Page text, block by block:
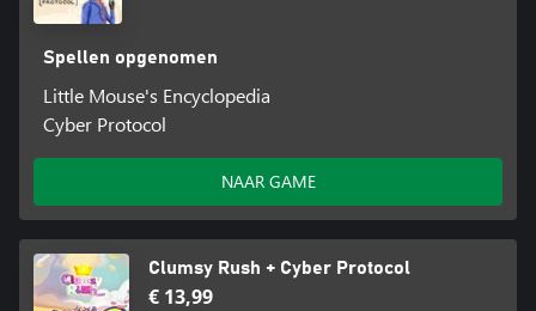
Spellen opgenomen
Little Mouse's Encyclopedia
Cyber Protocol
NAAR GAME
Clumsy Rush + Cyber Protocol
€ 13,99